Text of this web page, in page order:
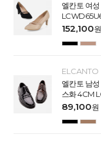
엘칸토 여
152,100원
ELCANTO
엘칸토 남
스화 4CM
89,100원